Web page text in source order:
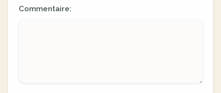
Commentaire: